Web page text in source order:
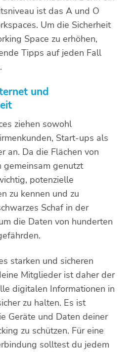
ist das A und O
Um die Sicherheit
Space zu erhöhen,
Tipps auf jeden Fall
und
ziehen sowohl
Start-ups als
an. Da die Flächen von
gemeinsam genutzt
potenzielle
zu kennen und zu
Schaf in der
die Daten von hunderten
starken und sicheren
Mitglieder ist daher der
digitalen Informationen in
zu halten. Es ist
Geräte und Daten deiner
zu schützen. Für eine
solltest du jedem